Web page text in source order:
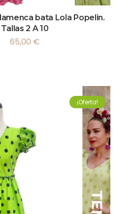
bata Lola Popelin.
Tallas 2 A 10
65,00 €
¡Oferta!